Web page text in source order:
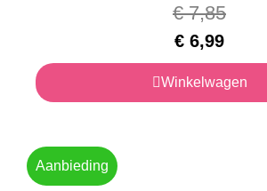
€7,85
€ 6,99
Winkelwagen
Aanbieding